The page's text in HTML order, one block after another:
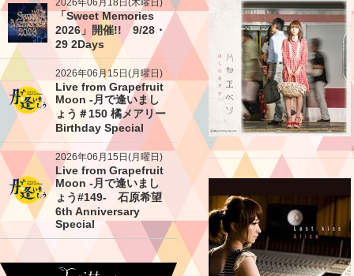
2026年06月18日(木曜日)
「Sweet Memories
2026」開催!! 9/28・
29 2Days
2026年06月15日(月曜日)
Live from Grapefruit
Moon -月で逢いまし
ょう＃150 橘メアリー
Birthday Special
2026年06月15日(月曜日)
Live from Grapefruit
Moon -月で逢いまし
ょう#149- 石原希望
6th Anniversary
Special